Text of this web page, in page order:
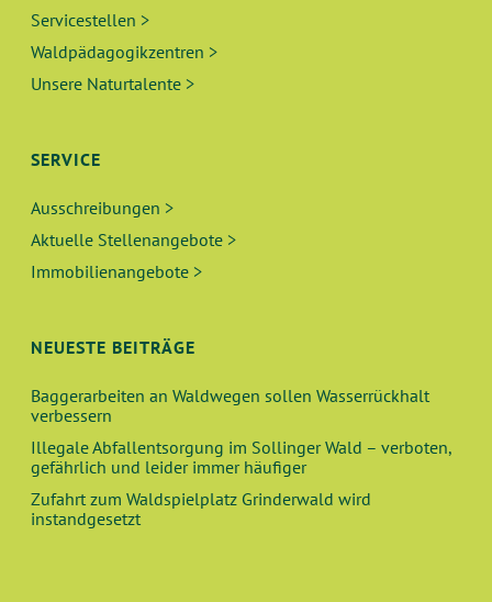
Servicestellen >
Waldpädagogikzentren >
Unsere Naturtalente >
SERVICE
Ausschreibungen >
Aktuelle Stellenangebote >
Immobilienangebote >
NEUESTE BEITRÄGE
Baggerarbeiten an Waldwegen sollen Wasserrückhalt
verbessern
Illegale Abfallentsorgung im Sollinger Wald – verboten,
gefährlich und leider immer häufiger
Zufahrt zum Waldspielplatz Grinderwald wird
instandgesetzt